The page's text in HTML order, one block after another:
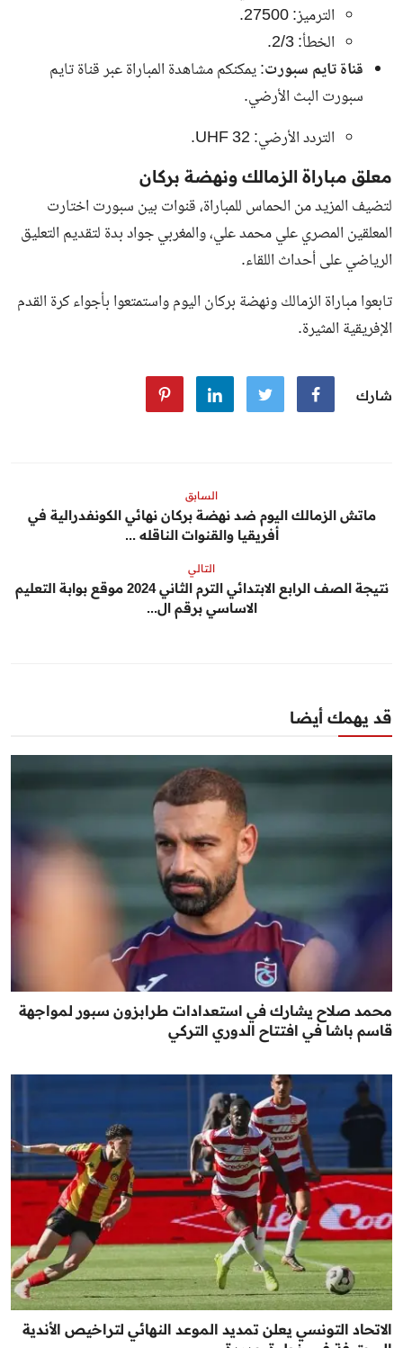
الترميز: 27500.
الخطأ: 2/3.
قناة تايم سبورت: يمكنكم مشاهدة المباراة عبر قناة تايم
سبورت البث الأرضي.
التردد الأرضي: UHF 32.
معلق مباراة الزمالك ونهضة بركان
لتضيف المزيد من الحماس للمباراة، قنوات بين سبورت اختارت
المعلقين المصري علي محمد علي، والمغربي جواد بدة لتقديم التعليق
الرياضي على أحداث اللقاء.
تابعوامباراة الزمالك ونهضة بركان اليومواستمتعوا بأجواء كرة القدم
الإفريقية المثيرة.
شارك
السابق
ماتش الزمالك اليوم ضد نهضة بركان نهائي الكونفدرالية في
أفريقيا والقنوات الناقله ...
التالي
نتيجة الصف الرابع الابتدائي الترم الثاني 2024 موقع بوابة التعليم
الاساسي برقم ال...
قد يهمك أيضا
محمد صلاح يشارك في استعدادات طرابزون سبور لمواجهة
قاسم باشا في افتتاح الدوري التركي
الاتحاد التونسي يعلن تمديد الموعد النهائي لتراخيص الأندية